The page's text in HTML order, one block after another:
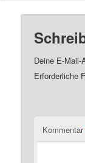
Deine E-
Erforderliche
Kommentar